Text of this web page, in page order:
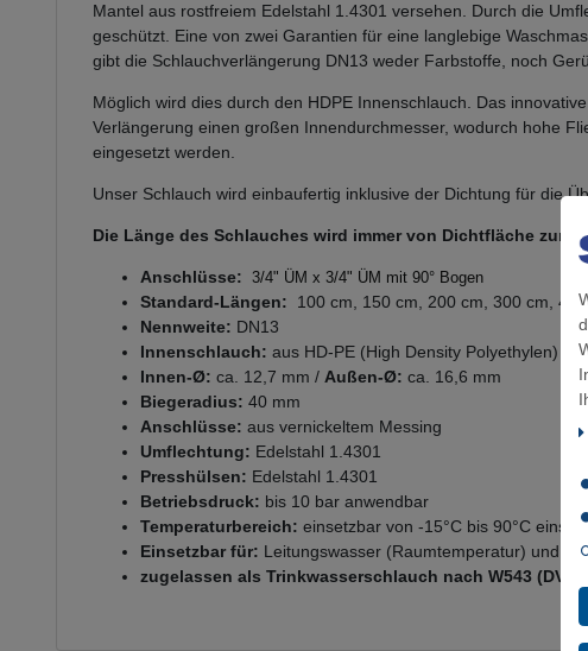
Mantel aus rostfreiem Edelstahl 1.4301 versehen. Durch die
geschützt. Eine von zwei Garantien für eine langlebige
gibt die Schlauchverlängerung DN13 weder Farbstoffe, noch
Möglich wird dies durch den HDPE Innenschlauch. Das
Verlängerung einen großen Innendurchmesser, wodurch hohe
eingesetzt werden.
Unser Schlauch wird einbaufertig inklusive der Dichtung für die
Die Länge des Schlauches wird immer von Dichtfläche zur
Anschlüsse: 3/4" ÜM x 3/4" ÜM mit 90° Bogen
Standard-Längen: 100 cm, 150 cm, 200 cm, 300 cm,
Nennweite: DN13
Innenschlauch: aus HD-PE (High Density Polyethylen)
Innen-Ø: ca. 12,7 mm / Außen-Ø: ca. 16,6 mm
Biegeradius: 40 mm
Anschlüsse: aus vernickeltem Messing
Umflechtung: Edelstahl 1.4301
Presshülsen: Edelstahl 1.4301
Betriebsdruck: bis 10 bar anwendbar
Temperaturbereich: einsetzbar von -15°C bis 90°C
Einsetzbar für: Leitungswasser (Raumtemperatur) und
zugelassen als Trinkwasserschlauch nach W543